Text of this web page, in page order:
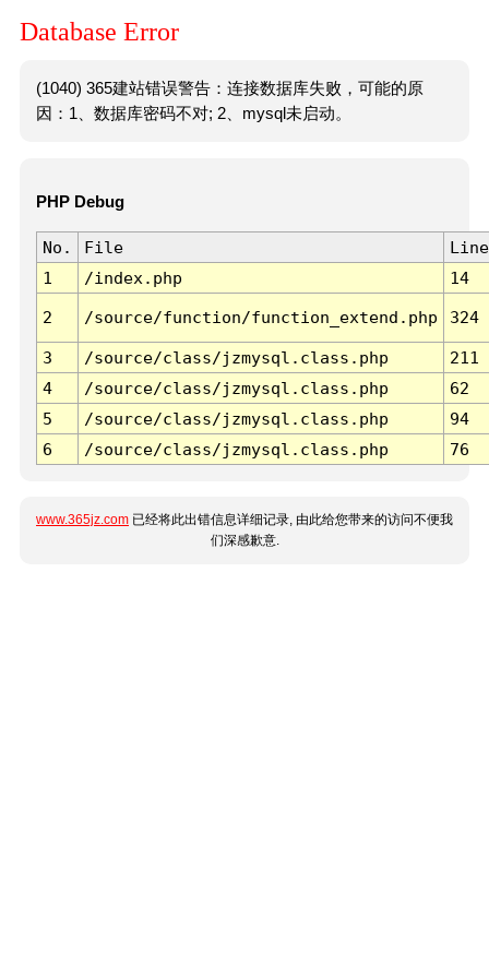
Database Error
(1040) 365建站错误警告：连接数据库失败，可能的原
因：1、数据库密码不对; 2、mysql未启动。
PHP Debug
No. File
Line
1
/index.php 14
2 /source/function/function_extend.php 324
3 /source/class/jzmysql.class.php
211
4
/source/class/jzmysql.class.php
62
5
/source/class/jzmysql.class.php
94
6
/source/class/jzmysql.class.php 76
www.365jz.com 已经将此出错信息详细记录, 由此给您带来的访问不便我
们深感歉意.